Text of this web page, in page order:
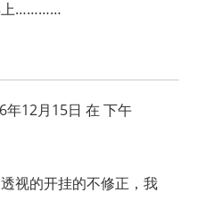
上…………
年12月15日 在 下午
视的开挂的不修正，我